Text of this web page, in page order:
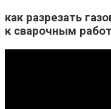
как разрезать
к сварочным